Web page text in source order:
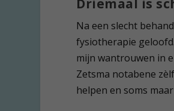
Driemaal is
Na een slecht
fysiotherapie
mijn wantrouwen in
Zetsma notabene
helpen en soms